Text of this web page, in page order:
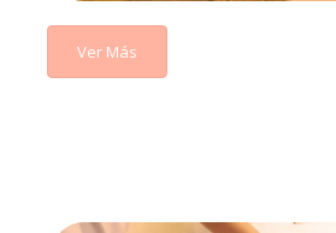
Ver Más